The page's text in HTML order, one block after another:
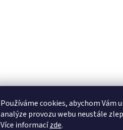
Používáme cookies, abychom
analýze provozu webu neustále
Více informacízde.